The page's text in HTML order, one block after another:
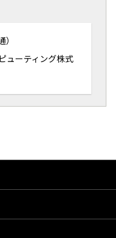
）
ューティング株式